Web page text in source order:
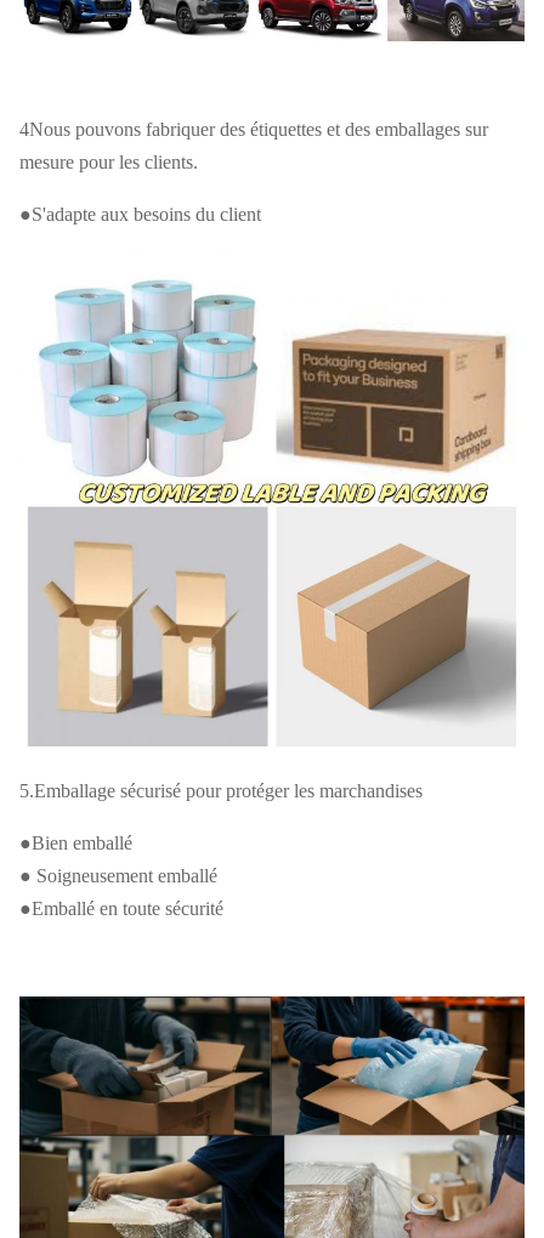
4Nous pouvons fabriquer des étiquettes et des emballages sur
mesure pour les clients.
●S'adapte aux besoins du client
5.Emballage sécurisé pour protéger les marchandises
●Bien emballé
● Soigneusement emballé
●Emballé en toute sécurité